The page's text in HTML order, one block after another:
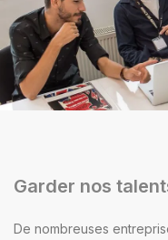
Garder nos
De nombreuses